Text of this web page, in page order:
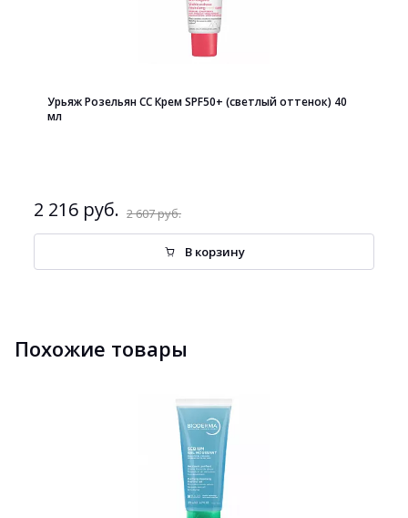
Урьяж Розельян СС Крем SPF50+ (светлый оттенок) 40
мл
2 216 руб. 2 607 руб.
В корзину
Похожие товары